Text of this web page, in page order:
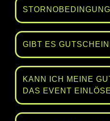
GIBT ES
KANN ICH MEINE
DAS EVENT